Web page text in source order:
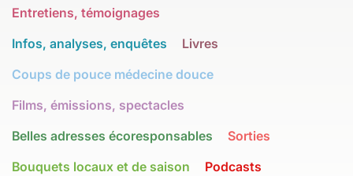
Entretiens, témoignages
Infos, analyses, enquêtes
Livres
Coups de pouce médecine douce
Films, émissions, spectacles
Belles adresses écoresponsables
Sorties
Bouquets locaux et de saison
Podcasts